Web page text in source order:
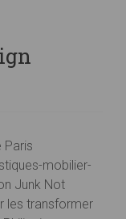
Paris
mobilier-
Junk Not
les transformer